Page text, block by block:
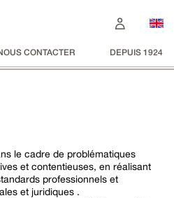
CONTACTER DEPUIS 1924
le cadre de problématiques
et contentieuses, en réalisant
professionnels et
et juridiques .